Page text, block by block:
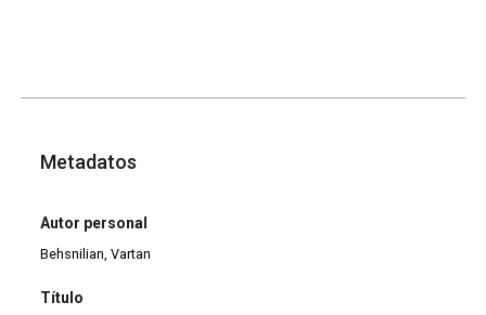
Metadatos
Autor personal
Behsnilian, Vartan
Título